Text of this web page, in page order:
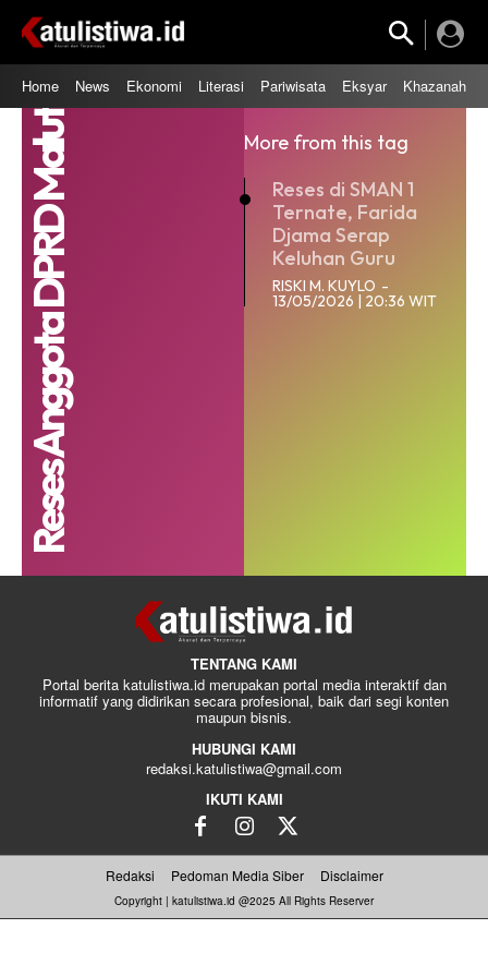
Home News Ekonomi Literasi Pariwisata Eksyar Khazanah
Reses Anggota DPRD Malut
More from this tag
Reses di SMAN 1
Ternate, Farida
Djama Serap
Keluhan Guru
RISKI M. KUYLO -
13/05/2026 | 20:36 WIT
TENTANG KAMI
Portal berita katulistiwa.id merupakan portal media interaktif dan
informatif yang didirikan secara profesional, baik dari segi konten
maupun bisnis.
HUBUNGI KAMI
redaksi.katulistiwa@gmail.com
IKUTI KAMI
Redaksi Pedoman Media Siber Disclaimer
Copyright | katulistiwa.id @2025 All Rights Reserver